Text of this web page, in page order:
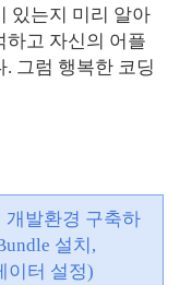
있는지 미리 알아
하고 자신의 어플
그럼 행복한 코딩
발환경 구축하
설치,
이터 설정)